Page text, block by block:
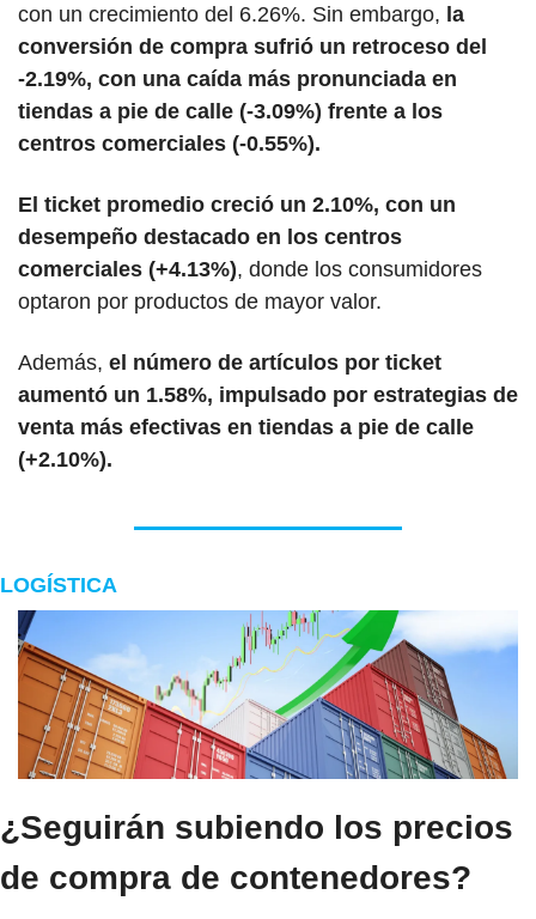
con un crecimiento del 6.26%. Sin embargo, la
conversión de compra sufrió un retroceso del
-2.19%, con una caída más pronunciada en
tiendas a pie de calle (-3.09%) frente a los
centros comerciales (-0.55%).
El ticket promedio creció un 2.10%, con un
desempeño destacado en los centros
comerciales (+4.13%), donde los consumidores
optaron por productos de mayor valor.
Además, el número de artículos por ticket
aumentó un 1.58%, impulsado por estrategias de
venta más efectivas en tiendas a pie de calle
(+2.10%).
LOGÍSTICA
¿Seguirán subiendo los precios
de compra de contenedores?